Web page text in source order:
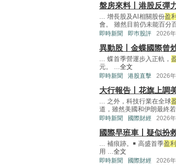
盤房來料丨港股反彈
... 增長股及AI相關股份盈利
會。 雖然目前仍未能百分
即時新聞 即巿股評 2026
異動股丨金蝶國際曾
... 蝶首季營運步入正軌，
元。 ...全文
即時新聞 港股直擊 2026
大行報告丨花旗上調
... 之外，科技行業在全球
道，雖然美國和伊朗最終
即時新聞 國際財經 2026
國際早班車丨疑似扮
... 補痕跡。￭ 高盛首季盈利
用 ...全文
即時新聞 國際財經 2026